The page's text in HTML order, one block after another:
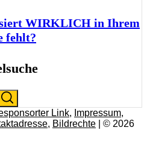
WIRKLICH in Ihrem
fehlt?
Link, Impressum,
, Bildrechte | © 2026